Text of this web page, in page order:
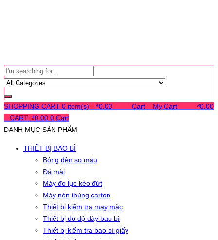
SHOPPING CART 0 item(s) - ₫0.00 Cart My Cart ₫0.00
CART: ₫0.00 0 Cart
DANH MỤC SẢN PHẨM
THIẾT BỊ BAO BÌ
Bóng đèn so màu
Đá mài
Máy đo lực kéo đứt
Máy nén thùng carton
Thiết bị kiểm tra may mặc
Thiết bị đo độ dày bao bì
Thiết bị kiểm tra bao bì giấy